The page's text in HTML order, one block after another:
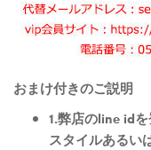
おまけ付きのご説明
1.弊店のline id
スタイルあるい